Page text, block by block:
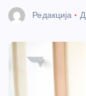
Редакција